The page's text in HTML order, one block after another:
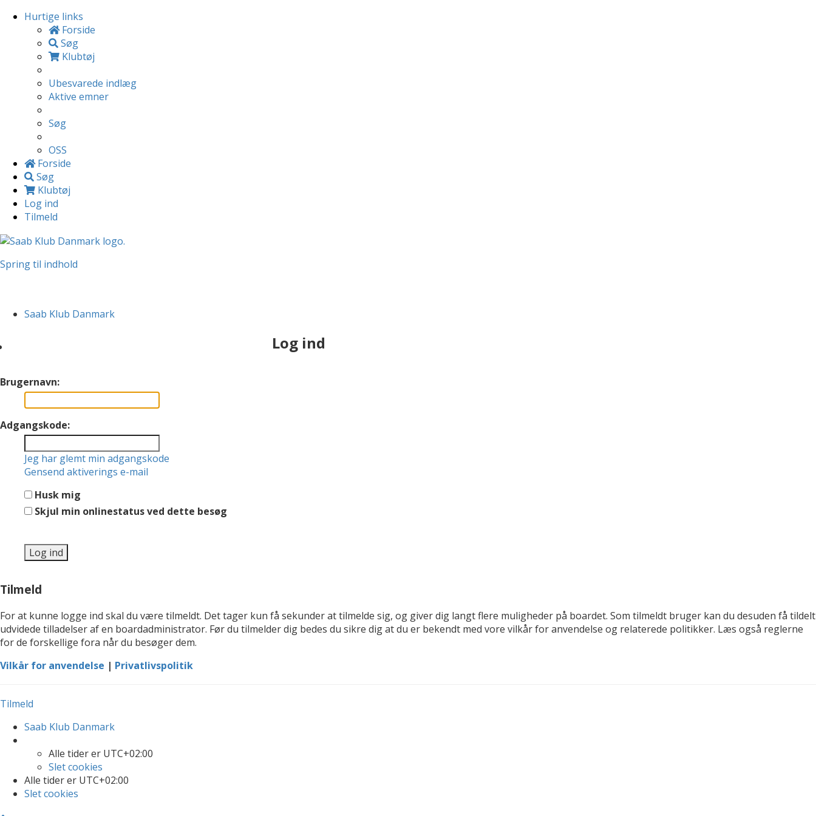
Hurtige links
Forside
Søg
Klubtøj
Ubesvarede indlæg
Aktive emner
Søg
OSS
Forside
Søg
Klubtøj
Log ind
Tilmeld
Spring til indhold
Saab Klub Danmark
Log ind
Brugernavn:
Adgangskode:
Jeg har glemt min adgangskode
Gensend aktiverings e-mail
Husk mig
Skjul min onlinestatus ved dette besøg
Tilmeld
For at kunne logge ind skal du være tilmeldt. Det tager kun få sekunder at tilmelde sig, og giver dig langt flere muligheder på boardet. Som tilmeldt bruger kan du desuden få tildelt
udvidede tilladelser af en boardadministrator. Før du tilmelder dig bedes du sikre dig at du er bekendt med vore vilkår for anvendelse og relaterede politikker. Læs også reglerne
for de forskellige fora når du besøger dem.
Vilkår for anvendelse | Privatlivspolitik
Tilmeld
Saab Klub Danmark
Alle tider er UTC+02:00
Slet cookies
Alle tider er UTC+02:00
Slet cookies